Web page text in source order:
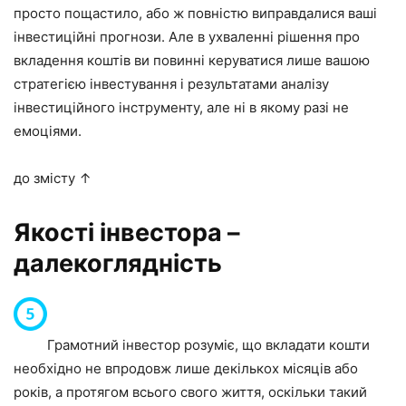
просто пощастило, або ж повністю виправдалися ваші
інвестиційні прогнози. Але в ухваленні рішення про
вкладення коштів ви повинні керуватися лише вашою
стратегією інвестування і результатами аналізу
інвестиційного інструменту, але ні в якому разі не
емоціями.
до змісту ↑
Якості інвестора –
далекоглядність
Грамотний інвестор розуміє, що вкладати кошти
необхідно не впродовж лише декількох місяців або
років, а протягом всього свого життя, оскільки такий